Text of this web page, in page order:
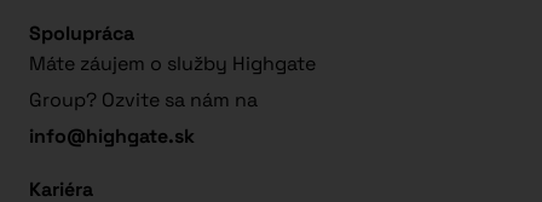
Spolupráca
Máte záujem o služby Highgate
Group? Ozvite sa nám na
info@highgate.sk
Kariéra